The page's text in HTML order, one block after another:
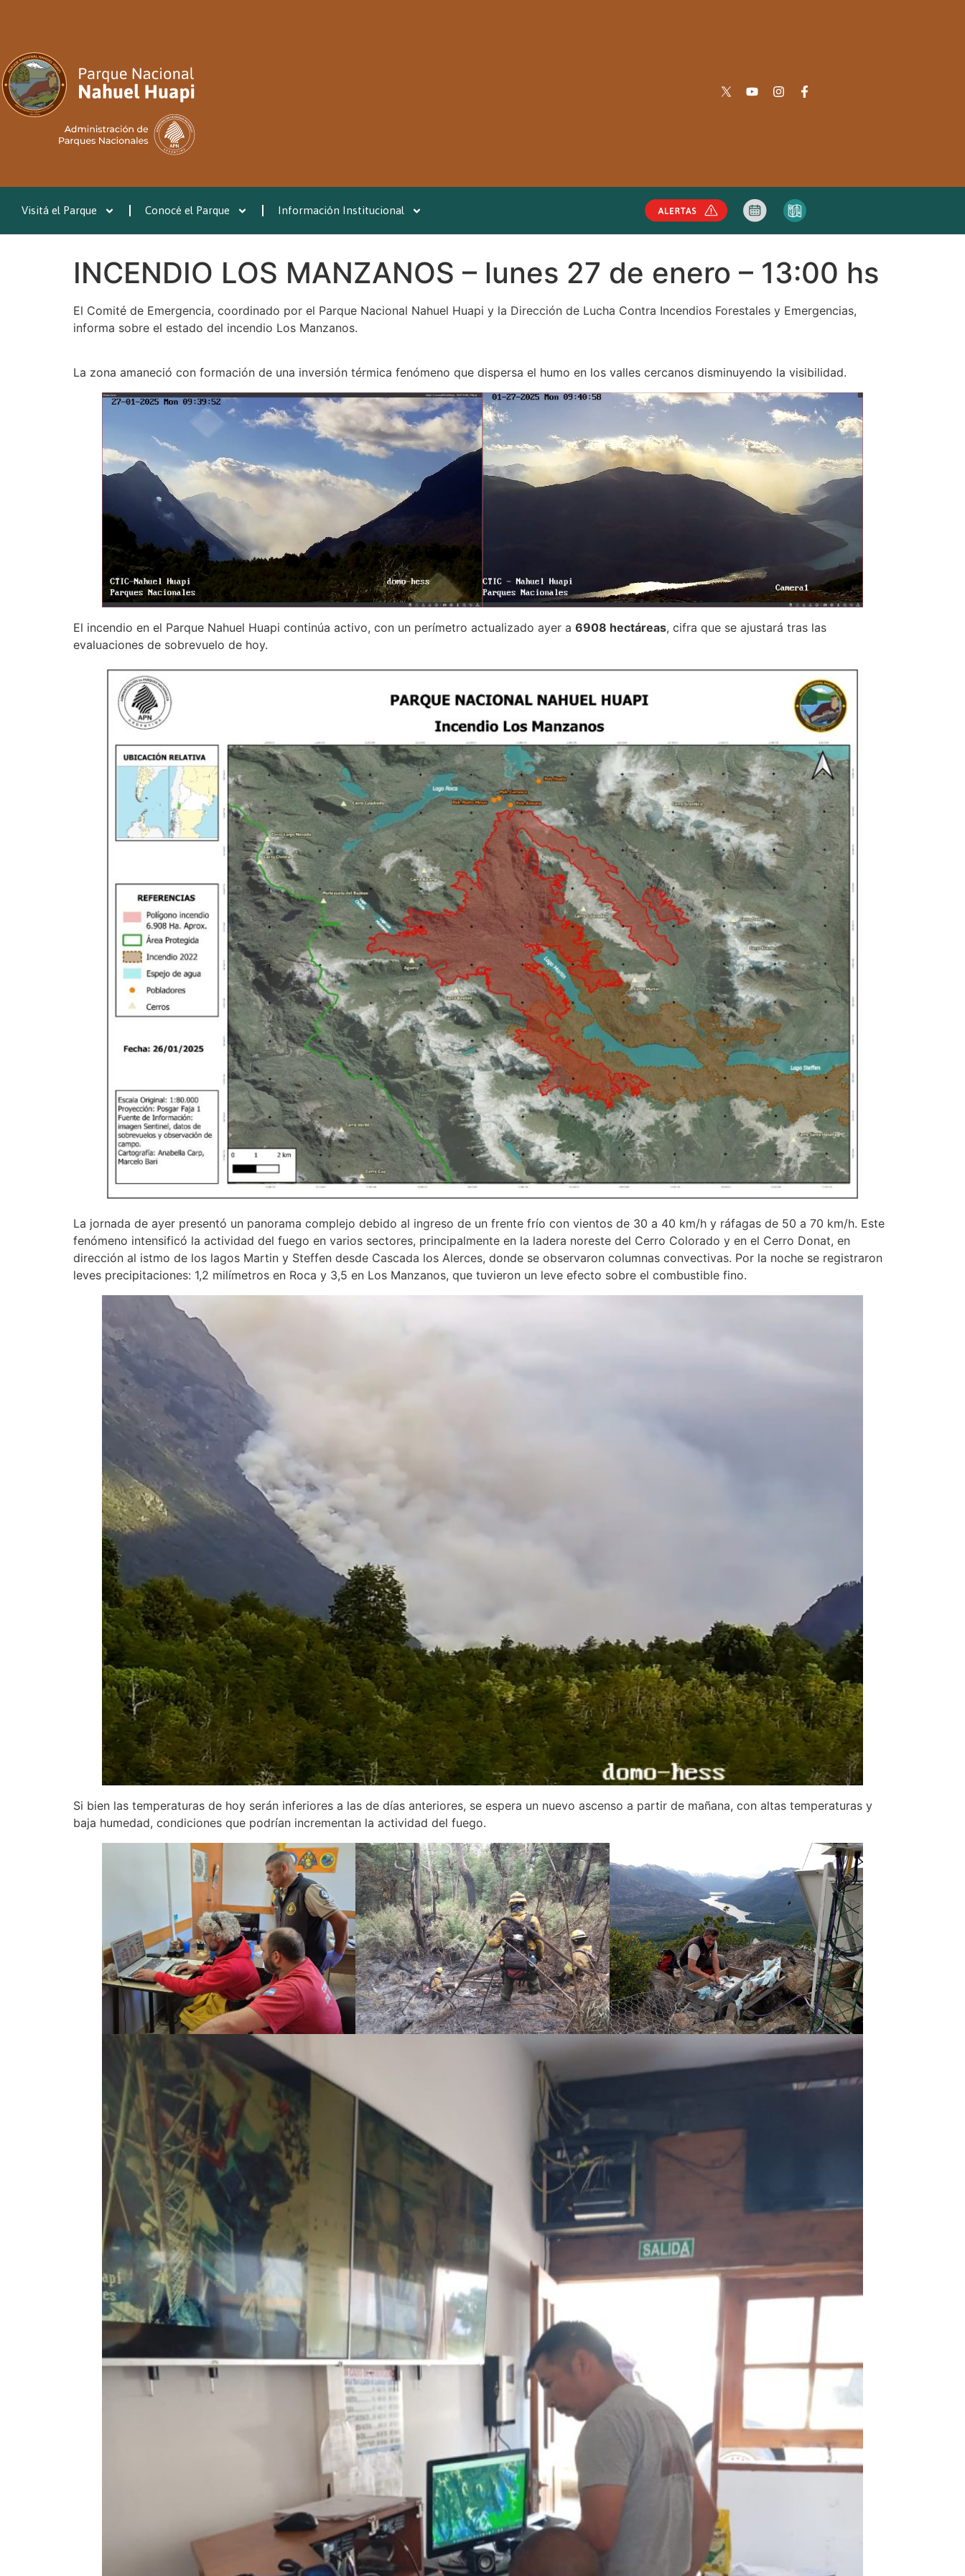
Visitá el Parque Conocé el Parque Información Institucional
INCENDIO LOS MANZANOS – lunes 27 de enero – 13:00 hs
El Comité de Emergencia, coordinado por el Parque Nacional Nahuel Huapi y la Dirección de Lucha Contra Incendios Forestales y Emergencias,
informa sobre el estado del incendio Los Manzanos.
La zona amaneció con formación de una inversión térmica fenómeno que dispersa el humo en los valles cercanos disminuyendo la visibilidad.
El incendio en el Parque Nahuel Huapi continúa activo, con un perímetro actualizado ayer a 6908 hectáreas, cifra que se ajustará tras las
evaluaciones de sobrevuelo de hoy.
La jornada de ayer presentó un panorama complejo debido al ingreso de un frente frío con vientos de 30 a 40 km/h y ráfagas de 50 a 70 km/h. Este
fenómeno intensificó la actividad del fuego en varios sectores, principalmente en la ladera noreste del Cerro Colorado y en el Cerro Donat, en
dirección al istmo de los lagos Martin y Steffen desde Cascada los Alerces, donde se observaron columnas convectivas. Por la noche se registraron
leves precipitaciones: 1,2 milímetros en Roca y 3,5 en Los Manzanos, que tuvieron un leve efecto sobre el combustible fino.
Si bien las temperaturas de hoy serán inferiores a las de días anteriores, se espera un nuevo ascenso a partir de mañana, con altas temperaturas y
baja humedad, condiciones que podrían incrementan la actividad del fuego.